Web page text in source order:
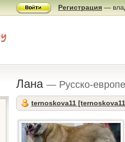
Регистрация —
Лана — Русско-
ternoskova11